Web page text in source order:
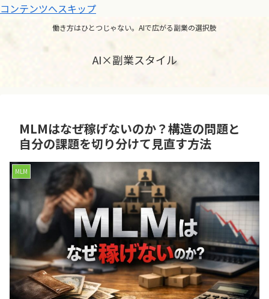
コンテンツへスキップ
働き方はひとつじゃない。AIで広がる副業の選択肢
AI×副業スタイル
MLMはなぜ稼げないのか？構造の問題と
自分の課題を切り分けて見直す方法
MLM